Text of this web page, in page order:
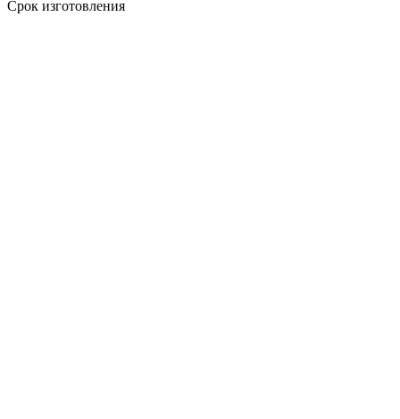
Срок изготовления